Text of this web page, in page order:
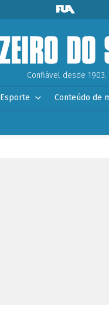
Confiável desde 1903.
Esporte Conteúdo de